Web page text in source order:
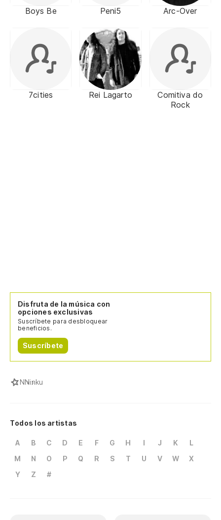
Boys Be Peni5 Arc-Over
7cities Rei Lagarto
Comitiva do
Rock
Disfruta de la música con
opciones exclusivas
Suscríbete para desbloquear
beneficios.
Suscríbete
NNinku
Todos los artistas
A B C D E F G H I J K
L
M
N O P Q R S T U V W
X
Y
Z #